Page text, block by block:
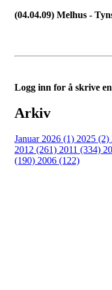
(04.04.09) Melhus -
Logg inn for å skrive
Arkiv
Januar 2026 (1) 2025 (2)
2012 (261) 2011 (334)
(190) 2006 (122)